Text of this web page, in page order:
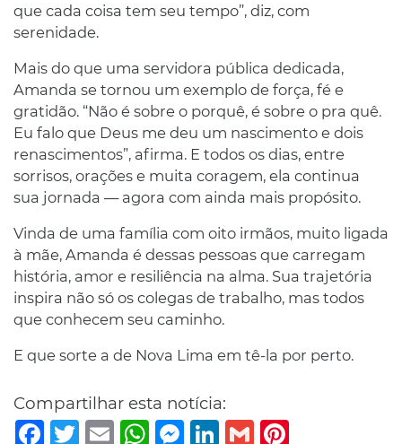
que cada coisa tem seu tempo”, diz, com
serenidade.
Mais do que uma servidora pública dedicada,
Amanda se tornou um exemplo de força, fé e
gratidão. “Não é sobre o porquê, é sobre o pra quê.
Eu falo que Deus me deu um nascimento e dois
renascimentos”, afirma. E todos os dias, entre
sorrisos, orações e muita coragem, ela continua
sua jornada — agora com ainda mais propósito.
Vinda de uma família com oito irmãos, muito ligada
à mãe, Amanda é dessas pessoas que carregam
história, amor e resiliência na alma. Sua trajetória
inspira não só os colegas de trabalho, mas todos
que conhecem seu caminho.
E que sorte a de Nova Lima em tê-la por perto.
Compartilhar esta notícia:
Facebook
TwitterEmail WhatsAppMessenger
LinkedIn
Gmail